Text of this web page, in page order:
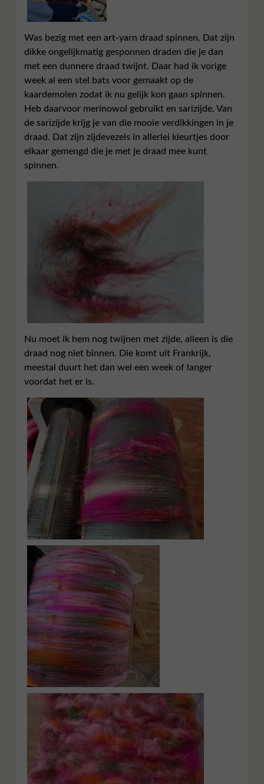
Was bezig met een art-yarn draad spinnen. Dat zijn
dikke ongelijkmatig gesponnen draden die je dan
met een dunnere draad twijnt. Daar had ik vorige
week al een stel bats voor gemaakt op de
kaardemolen zodat ik nu gelijk kon gaan spinnen.
Heb daarvoor merinowol gebruikt en sarizijde. Van
de sarizijde krijg je van die mooie verdikkingen in je
draad. Dat zijn zijdevezels in allerlei kleurtjes door
elkaar gemengd die je met je draad mee kunt
spinnen.
Nu moet ik hem nog twijnen met zijde, alleen is die
draad nog niet binnen. Die komt uit Frankrijk,
meestal duurt het dan wel een week of langer
voordat het er is.